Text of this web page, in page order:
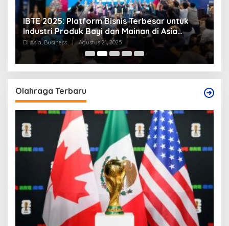
IBTE 2025: Platform Bisnis Terbesar untuk
Industri Produk Bayi dan Mainan di Asia
Tenggara
Di Asia, Business | Agustus 21, 2025
Olahraga Terbaru